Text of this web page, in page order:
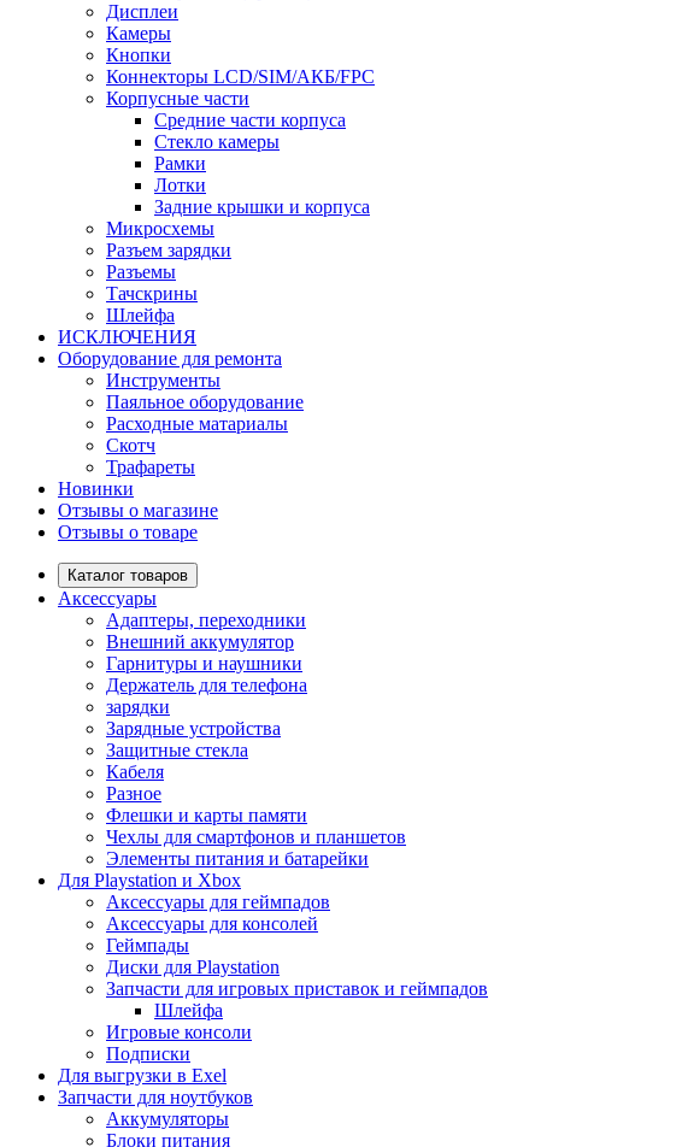
Дисплеи
Камеры
Кнопки
Коннекторы LCD/SIM/АКБ/FPC
Корпусные части
Средние части корпуса
Стекло камеры
Рамки
Лотки
Задние крышки и корпуса
Микросхемы
Разъем зарядки
Разъемы
Тачскрины
Шлейфа
ИСКЛЮЧЕНИЯ
Оборудование для ремонта
Инструменты
Паяльное оборудование
Расходные матариалы
Скотч
Трафареты
Новинки
Отзывы о магазине
Отзывы о товаре
Каталог товаров
Аксессуары
Адаптеры, переходники
Внешний аккумулятор
Гарнитуры и наушники
Держатель для телефона
зарядки
Зарядные устройства
Защитные стекла
Кабеля
Разное
Флешки и карты памяти
Чехлы для смартфонов и планшетов
Элементы питания и батарейки
Для Playstation и Xbox
Аксессуары для геймпадов
Аксессуары для консолей
Геймпады
Диски для Playstation
Запчасти для игровых приставок и геймпадов
Шлейфа
Игровые консоли
Подписки
Для выгрузки в Exel
Запчасти для ноутбуков
Аккумуляторы
Блоки питания